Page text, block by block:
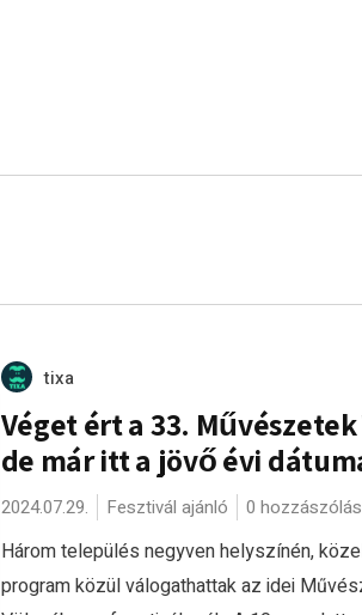
tixa
Véget ért a 33.
de már itt a jövő évi
2024.07.29. Fesztivál ajánló 0 hozzászólás
Három település negyven helyszínén,
program közül válogathattak az idei